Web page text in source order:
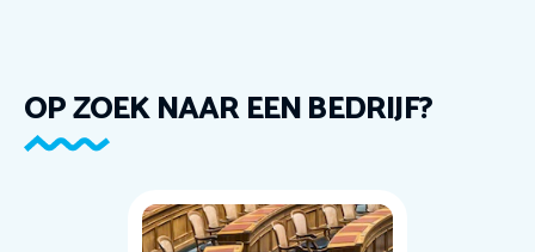
OP ZOEK NAAR EEN BEDRIJF?